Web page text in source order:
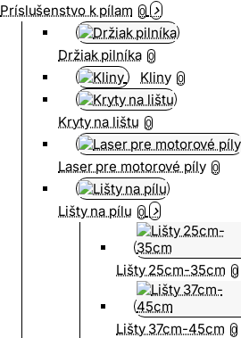
Príslušenstvo k pílam 0
Držiak pilníka 0
Kliny 0
Kryty na lištu 0
Laser pre motorové píly 0
Lišty na pílu 0
Lišty 25cm-35cm 0
Lišty 37cm-45cm 0